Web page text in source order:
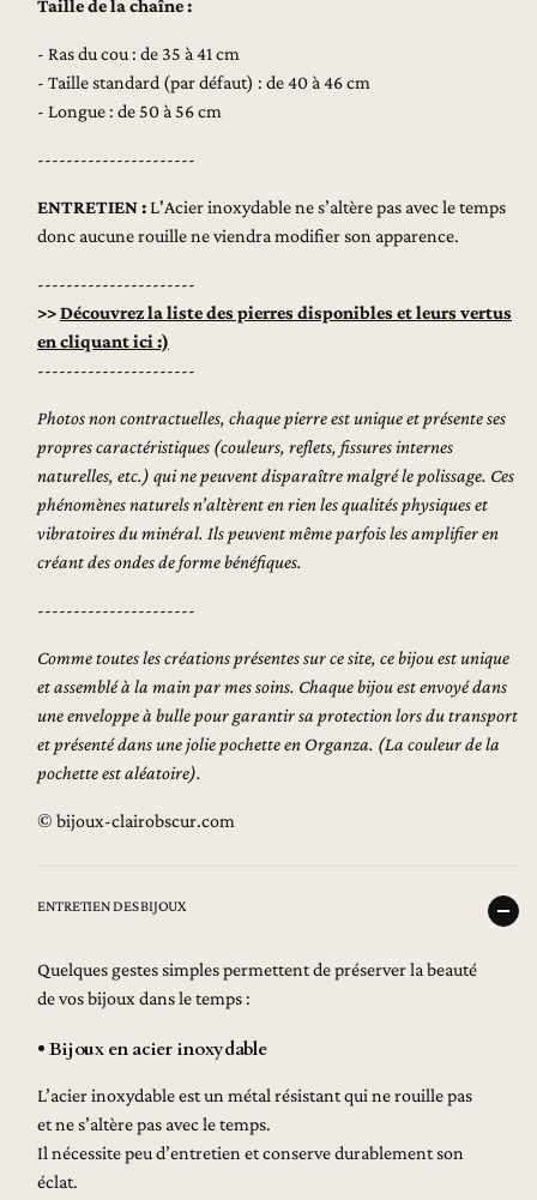
Taille de la chaîne :
- Ras du cou : de 35 à 41 cm
- Taille standard (par défaut) : de 40 à 46 cm
- Longue : de 50 à 56 cm
----------------------
ENTRETIEN :L'Acier inoxydable ne s’altère pas avec le temps
donc aucune rouille ne viendra modifier son apparence.
----------------------
>>Découvrez la liste des pierres disponibles et leurs vertus
en cliquant ici :)
----------------------
Photos non contractuelles, chaque pierre est unique et présente ses
propres caractéristiques (couleurs, reflets, fissures internes
naturelles, etc.) qui ne peuvent disparaître malgré le polissage. Ces
phénomènes naturels n’altèrent en rien les qualités physiques et
vibratoires du minéral. Ils peuvent même parfois les amplifier en
créant des ondes de forme bénéfiques.
----------------------
Comme toutes les créations présentes sur ce site, ce bijou est unique
et assemblé à la main par mes soins. Chaque bijou est envoyé dans
une enveloppe à bulle pour garantir sa protection lors du transport
et présenté dans une jolie pochette en Organza. (La couleur de la
pochette est aléatoire).
© bijoux-clairobscur.com
ENTRETIEN DES BIJOUX
Quelques gestes simples permettent de préserver la beauté
de vos bijoux dans le temps :
• Bijoux en acier inoxydable
L’acier inoxydable est un métal résistant qui ne rouille pas
et ne s’altère pas avec le temps.
Il nécessite peu d’entretien et conserve durablement son
éclat.